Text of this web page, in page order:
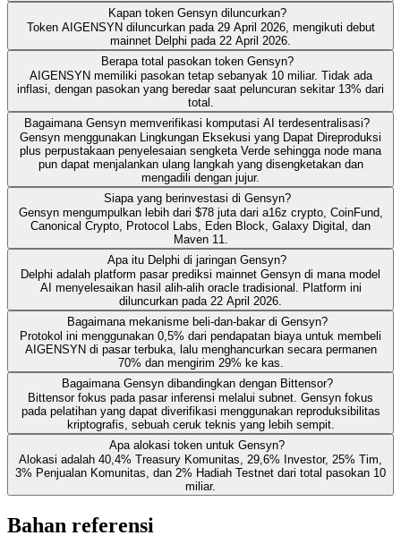
Kapan token Gensyn diluncurkan?
Token AIGENSYN diluncurkan pada 29 April 2026, mengikuti debut
mainnet Delphi pada 22 April 2026.
Berapa total pasokan token Gensyn?
AIGENSYN memiliki pasokan tetap sebanyak 10 miliar. Tidak ada
inflasi, dengan pasokan yang beredar saat peluncuran sekitar 13% dari
total.
Bagaimana Gensyn memverifikasi komputasi AI terdesentralisasi?
Gensyn menggunakan Lingkungan Eksekusi yang Dapat Direproduksi
plus perpustakaan penyelesaian sengketa Verde sehingga node mana
pun dapat menjalankan ulang langkah yang disengketakan dan
mengadili dengan jujur.
Siapa yang berinvestasi di Gensyn?
Gensyn mengumpulkan lebih dari $78 juta dari a16z crypto, CoinFund,
Canonical Crypto, Protocol Labs, Eden Block, Galaxy Digital, dan
Maven 11.
Apa itu Delphi di jaringan Gensyn?
Delphi adalah platform pasar prediksi mainnet Gensyn di mana model
AI menyelesaikan hasil alih-alih oracle tradisional. Platform ini
diluncurkan pada 22 April 2026.
Bagaimana mekanisme beli-dan-bakar di Gensyn?
Protokol ini menggunakan 0,5% dari pendapatan biaya untuk membeli
AIGENSYN di pasar terbuka, lalu menghancurkan secara permanen
70% dan mengirim 29% ke kas.
Bagaimana Gensyn dibandingkan dengan Bittensor?
Bittensor fokus pada pasar inferensi melalui subnet. Gensyn fokus
pada pelatihan yang dapat diverifikasi menggunakan reproduksibilitas
kriptografis, sebuah ceruk teknis yang lebih sempit.
Apa alokasi token untuk Gensyn?
Alokasi adalah 40,4% Treasury Komunitas, 29,6% Investor, 25% Tim,
3% Penjualan Komunitas, dan 2% Hadiah Testnet dari total pasokan 10
miliar.
Bahan referensi